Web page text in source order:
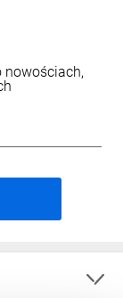
nowościach,